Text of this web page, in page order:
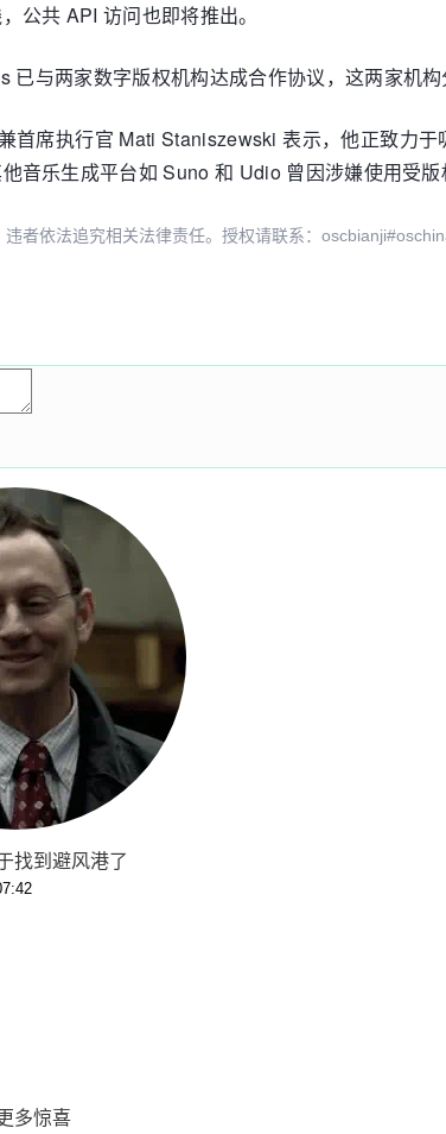
公共 API 访问也即将推出。
已与两家数字版权机构达成合作协议，这两家机
首席执行官 Mati Staniszewski 表示，他正致力
音乐生成平台如 Suno 和 Udio 曾因涉嫌使用受版
者依法追究相关法律责任。授权请联系：
找到避风港了
多惊喜